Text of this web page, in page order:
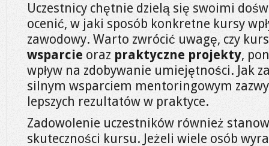
Uczestnicy chętnie dzielą się swoimi
ocenić, w jaki sposób konkretne kursy
zawodowy. Warto zwrócić uwagę, czy
wsparcie oraz praktyczne projekty,
wpływ na zdobywanie umiejętności. Jak
silnym wsparciem mentoringowym
lepszych rezultatów w praktyce.
Zadowolenie uczestników również
skuteczności kursu. Jeżeli wiele osób